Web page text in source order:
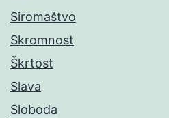
Siromaštvo
Skromnost
Škrtost
Slava
Sloboda